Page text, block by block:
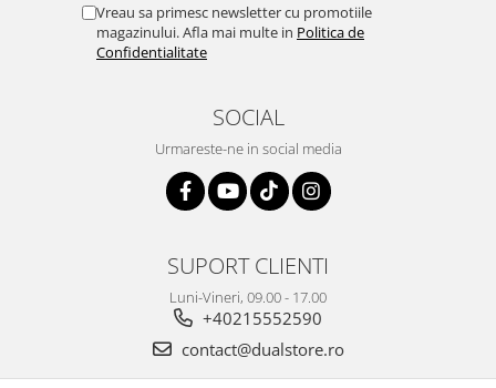
Vreau sa primesc newsletter cu promotiile
magazinului. Afla mai multe in Politica de
Confidentialitate
SOCIAL
Urmareste-ne in social media
SUPORT CLIENTI
Luni-Vineri, 09.00 - 17.00
+40215552590
contact@dualstore.ro